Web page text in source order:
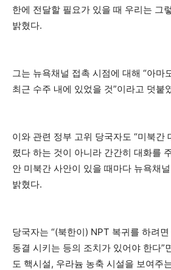
한에 전달할 필요가 있을 때 우리는 그
밝혔다.
그는 뉴욕채널 접촉 시점에 대해 “아마
최근 수주 내에 있었을 것”이라고 덧붙
이와 관련 정부 고위 당국자도 “미북간
렸다 하는 것이 아니라 간간히 대화를
안 미북간 사안이 있을 때마다 뉴욕채
밝혔다.
당국자는 “(북한이) NPT 복귀를 하려
동결 시키는 등의 조치가 있어야 한다”
도 핵시설, 우라늄 농축 시설을 보여주